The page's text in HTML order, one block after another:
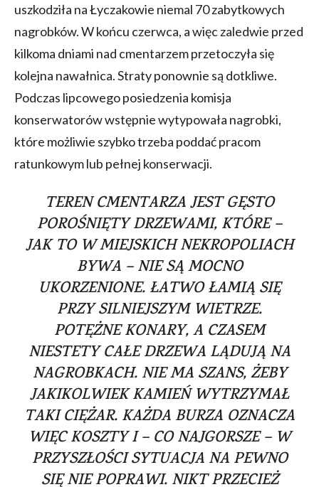
uszkodziła na Łyczakowie niemal 70 zabytkowych
nagrobków. W końcu czerwca, a więc zaledwie przed
kilkoma dniami nad cmentarzem przetoczyła się
kolejna nawałnica. Straty ponownie są dotkliwe.
Podczas lipcowego posiedzenia komisja
konserwatorów wstępnie wytypowała nagrobki,
które możliwie szybko trzeba poddać pracom
ratunkowym lub pełnej konserwacji.
TEREN CMENTARZA JEST GĘSTO
POROŚNIĘTY DRZEWAMI, KTÓRE –
JAK TO W MIEJSKICH NEKROPOLIACH
BYWA – NIE SĄ MOCNO
UKORZENIONE. ŁATWO ŁAMIĄ SIĘ
PRZY SILNIEJSZYM WIETRZE.
POTĘŻNE KONARY, A CZASEM
NIESTETY CAŁE DRZEWA LĄDUJĄ NA
NAGROBKACH. NIE MA SZANS, ŻEBY
JAKIKOLWIEK KAMIEŃ WYTRZYMAŁ
TAKI CIĘŻAR. KAŻDA BURZA OZNACZA
WIĘC KOSZTY I – CO NAJGORSZE – W
PRZYSZŁOŚCI SYTUACJA NA PEWNO
SIĘ NIE POPRAWI. NIKT PRZECIEŻ